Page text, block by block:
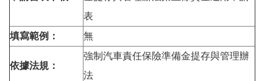
表
填寫範例：
無
依據法規：
強制汽車責任保險準備金提存與管理辦
法